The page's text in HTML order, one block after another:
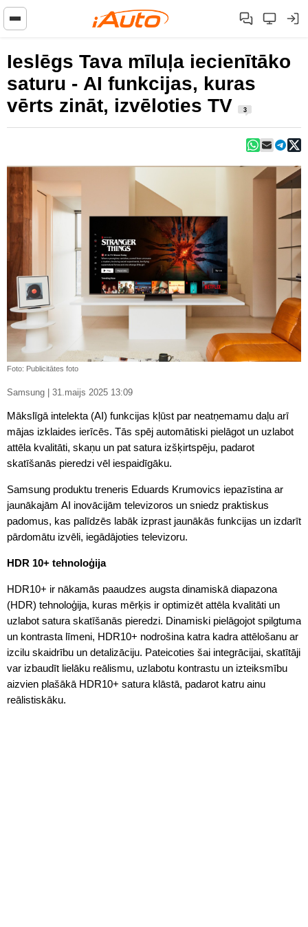
Ieslēgs Tava mīluļa iecienītāko
saturu - AI funkcijas, kuras
vērts zināt, izvēloties TV
3
Foto: Publicitātes foto
Samsung | 31.maijs 2025 13:09
Mākslīgā intelekta (AI) funkcijas kļūst par neatņemamu daļu arī
mājas izklaides ierīcēs. Tās spēj automātiski pielāgot un uzlabot
attēla kvalitāti, skaņu un pat satura izšķirtspēju, padarot
skatīšanās pieredzi vēl iespaidīgāku.
Samsung produktu treneris Eduards Krumovics iepazīstina ar
jaunākajām AI inovācijām televizoros un sniedz praktiskus
padomus, kas palīdzēs labāk izprast jaunākās funkcijas un izdarīt
pārdomātu izvēli, iegādājoties televizoru.
HDR 10+ tehnoloģija
HDR10+ ir nākamās paaudzes augsta dinamiskā diapazona
(HDR) tehnoloģija, kuras mērķis ir optimizēt attēla kvalitāti un
uzlabot satura skatīšanās pieredzi. Dinamiski pielāgojot spilgtuma
un kontrasta līmeni, HDR10+ nodrošina katra kadra attēlošanu ar
izcilu skaidrību un detalizāciju. Pateicoties šai integrācijai, skatītāji
var izbaudīt lielāku reālismu, uzlabotu kontrastu un izteiksmību
aizvien plašākā HDR10+ satura klāstā, padarot katru ainu
reālistiskāku.